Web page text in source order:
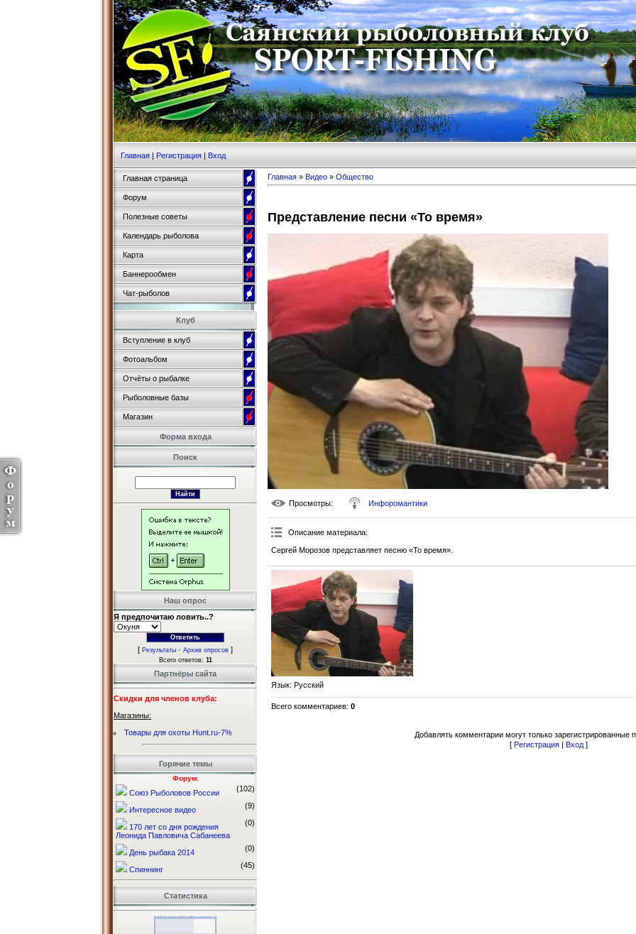
Главная | Регистрация | Вход
Главная страница
Форум
Полезные советы
Календарь рыболова
Карта
Баннерообмен
Чат-рыболов
Клуб
Вступление в клуб
Фотоальбом
Отчёты о рыбалке
Рыболовные базы
Магазин
Форма входа
Поиск
Наш опрос
Я предпочитаю ловить..?
[ Результаты · Архив опросов ]
Всего ответов: 11
Партнёры сайта
Скидки для членов клуба:
Магазины:
Товары для охоты Hunt.ru-7%
Горячие темы
Форум:
Союз Рыболовов России (102)
Интересное видео (9)
170 лет со дня рождения
Леонида Павловича Сабанеева
(0)
День рыбака 2014 (0)
Спиннинг (45)
Статистика
Главная » Видео » Общество
Представление песни «То время»
Просмотры: Инфоромантики
Описание материала:
Сергей Морозов представляет песню «То время».
Язык: Русский
Всего комментариев: 0
Добавлять комментарии могут только зарегистрированные
[ Регистрация | Вход ]